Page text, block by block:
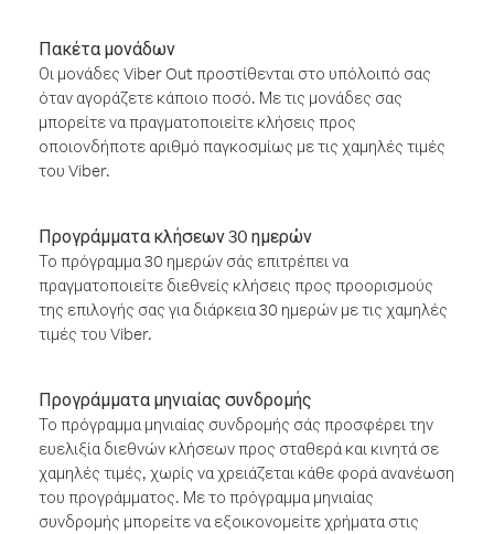
Πακέτα μονάδων
Οι μονάδες Viber Out προστίθενται στο υπόλοιπό σας
όταν αγοράζετε κάποιο ποσό. Με τις μονάδες σας
μπορείτε να πραγματοποιείτε κλήσεις προς
οποιονδήποτε αριθμό παγκοσμίως με τις χαμηλές τιμές
του Viber.
Προγράμματα κλήσεων 30 ημερών
Το πρόγραμμα 30 ημερών σάς επιτρέπει να
πραγματοποιείτε διεθνείς κλήσεις προς προορισμούς
της επιλογής σας για διάρκεια 30 ημερών με τις χαμηλές
τιμές του Viber.
Προγράμματα μηνιαίας συνδρομής
Το πρόγραμμα μηνιαίας συνδρομής σάς προσφέρει την
ευελιξία διεθνών κλήσεων προς σταθερά και κινητά σε
χαμηλές τιμές, χωρίς να χρειάζεται κάθε φορά ανανέωση
του προγράμματος. Με το πρόγραμμα μηνιαίας
συνδρομής μπορείτε να εξοικονομείτε χρήματα στις